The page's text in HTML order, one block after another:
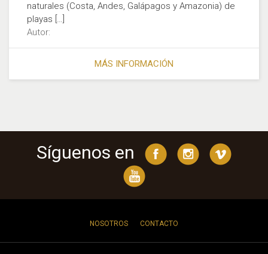
naturales (Costa, Andes, Galápagos y Amazonia) de
playas […]
Autor:
MÁS INFORMACIÓN
Síguenos en
NOSOTROS CONTACTO